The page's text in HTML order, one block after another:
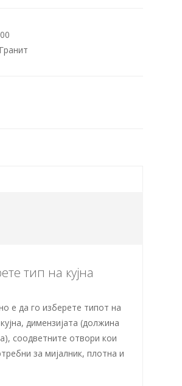
Гранит
тип на кујна
е да го изберете типот на
димензијата (должина
соодветните отвори кои
за мијалник, плотна и